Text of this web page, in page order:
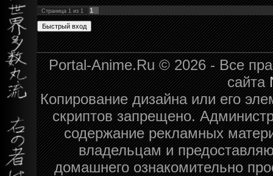
Страница 1 из 1 1
Portal-Anime.Ru © 2026 - Все
сайта
Копирование дизайна или его
скриптов запрещено.
содержание рекламных
владельцам и
домашнего ознакомительно